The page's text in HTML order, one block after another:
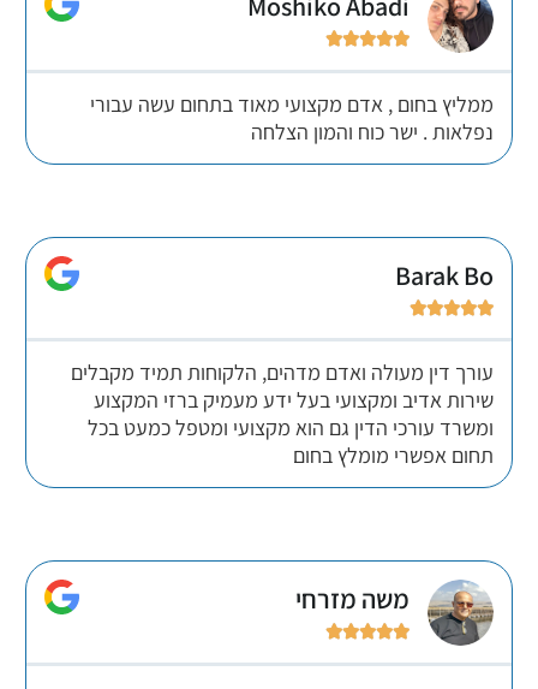





ממליץ בחום , אדם מקצועי מאוד בתחום עשה עבורי
נפלאות . ישר כוח והמון הצלחה
Barak Bo





עורך דין מעולה ואדם מדהים, הלקוחות תמיד מקבלים
שירות אדיב ומקצועי בעל ידע מעמיק ברזי המקצוע
ומשרד עורכי הדין גם הוא מקצועי ומטפל כמעט בכל
תחום אפשרי מומלץ בחום
משה מזרחי




